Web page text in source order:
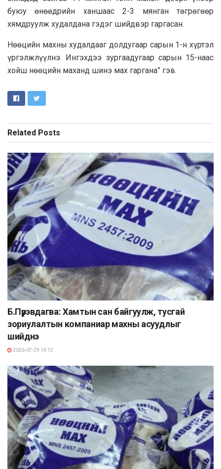
буюу өнөөдрийн ханшаас 2-3 мянган төгрөгөөр
хямдруулж худалдана гэдэг шийдвэр гаргасан.
Нөөцийн махны худалдааг долдугаар сарын 1-н хүртэл
үргэлжлүүлнэ. Ингэхдээ зургаадугаар сарын 15-наас
хойш нөөцийн маханд шинэ мах гаргана” гэв.
Related Posts
Б.Пүрэвдагва: Хамтын сан байгуулж, тусгай
зориулалтын компаниар махны асуудлыг
шийднэ
2026-07-29 14:12